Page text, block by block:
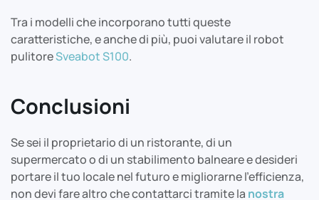
Tra i modelli che incorporano tutti queste
caratteristiche, e anche di più, puoi valutare il robot
pulitoreSveabot S100.
Conclusioni
Se sei il proprietario di un ristorante, di un
supermercato o di un stabilimento balneare e desideri
portare il tuo locale nel futuro e migliorarne l’efficienza,
non devi fare altro che contattarci tramite la nostra